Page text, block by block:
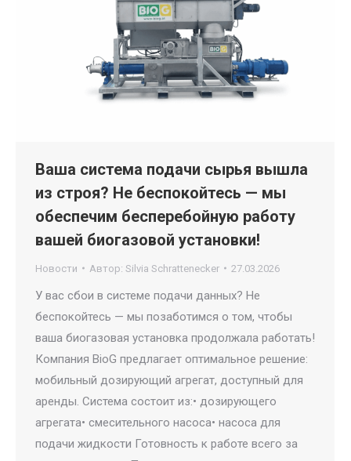
Ваша система подачи сырья вышла
из строя? Не беспокойтесь — мы
обеспечим бесперебойную работу
вашей биогазовой установки!
Новости Автор: Silvia Schrattenecker 27.03.2026
У вас сбои в системе подачи данных? Не
беспокойтесь — мы позаботимся о том, чтобы
ваша биогазовая установка продолжала работать!
Компания BioG предлагает оптимальное решение:
мобильный дозирующий агрегат, доступный для
аренды. Система состоит из:• дозирующего
агрегата• смесительного насоса• насоса для
подачи жидкости Готовность к работе всего за